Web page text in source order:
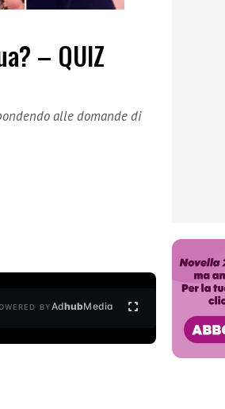
– QUIZ
alle domande di
BYAdhubMedia